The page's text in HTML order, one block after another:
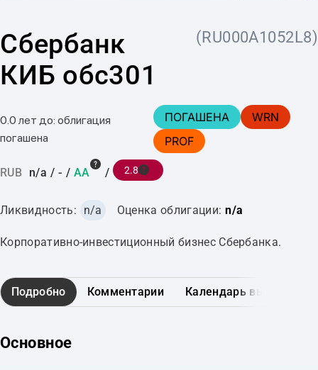
Сбербанк
КИБ обс301
(RU000A1052L8)
0.0 лет до: облигация
погашена
ПОГАШЕНА
WRN
PROF
RUB n/a / - / AA / 2.8
Ликвидность: n/a Оценка облигации: n/a
Корпоративно-инвестиционный бизнес Сбербанка.
Подробно Комментарии Календарь выплат
Основное